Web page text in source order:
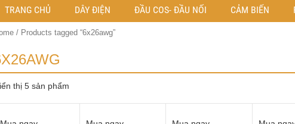
TRANG CHỦ DÂY ĐIỆN ĐẦU COS- ĐẦU NỐI CẢM BIẾN
/ Products tagged “6x26awg”
thị 5 sản phẩm